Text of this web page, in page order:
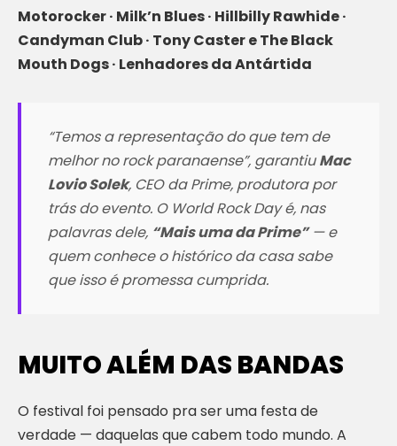
Motorocker · Milk’n Blues · Hillbilly Rawhide ·
Candyman Club · Tony Caster e The Black
Mouth Dogs · Lenhadores da Antártida
“Temos a representação do que tem de
melhor no rock paranaense”, garantiuMac
Lovio Solek, CEO da Prime, produtora por
trás do evento. O World Rock Day é, nas
palavras dele, “Mais uma da Prime”— e
quem conhece o histórico da casa sabe
que isso é promessa cumprida.
MUITO ALÉM DAS BANDAS
O festival foi pensado pra ser uma festa de
verdade — daquelas que cabem todo mundo. A